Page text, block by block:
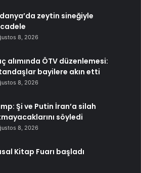
zeytin sineğiyle
8, 2026
alımında ÖTV düzenlemesi:
bayilere akın etti
8, 2026
Şi ve Putin İran’a silah
söyledi
8, 2026
Kitap Fuarı başladı